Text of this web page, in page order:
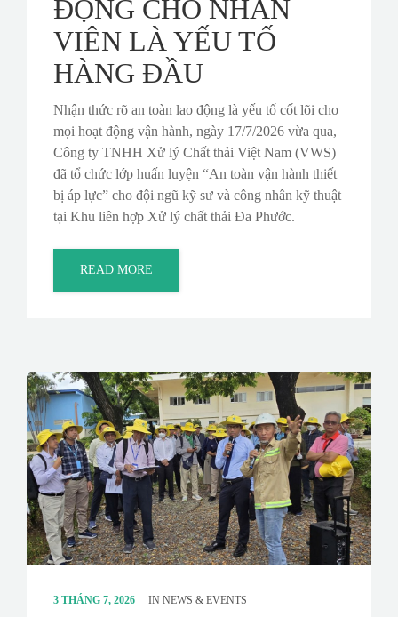
ĐỘNG CHO NHÂN
VIÊN LÀ YẾU TỐ
HÀNG ĐẦU
Nhận thức rõ an toàn lao động là yếu tố cốt lõi cho
mọi hoạt động vận hành, ngày 17/7/2026 vừa qua,
Công ty TNHH Xử lý Chất thải Việt Nam (VWS)
đã tổ chức lớp huấn luyện “An toàn vận hành thiết
bị áp lực” cho đội ngũ kỹ sư và công nhân kỹ thuật
tại Khu liên hợp Xử lý chất thải Đa Phước.
READ MORE
3 THÁNG 7, 2026 IN NEWS & EVENTS